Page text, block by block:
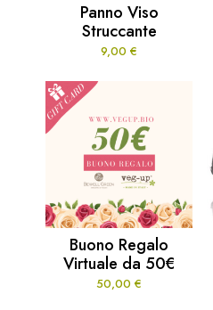
Panno Viso
Struccante
9,00 €
Buono Regalo
Virtuale da 50€
50,00 €